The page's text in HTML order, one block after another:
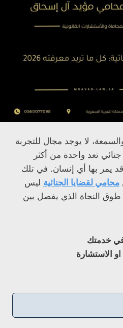
لا يوجد مجال للتجربة
تعد واحدة من أكثر
يمر بها أي إنسان. في تلك
محامي لقضايا الجنائية ليس
طوق النجاة الذي يفصل بين
خدمتك
الاستشارة